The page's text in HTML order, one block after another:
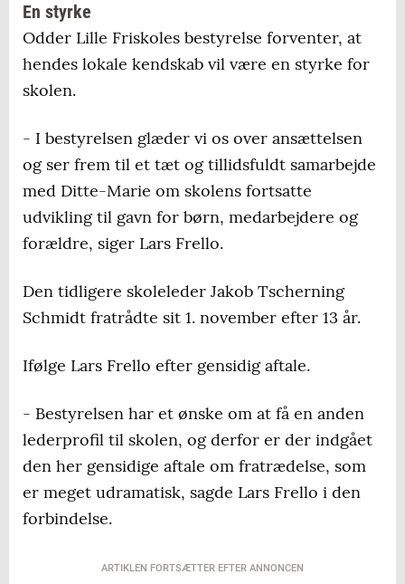
En styrke
Odder Lille Friskoles bestyrelse forventer, at
hendes lokale kendskab vil være en styrke for
skolen.
- I bestyrelsen glæder vi os over ansættelsen
og ser frem til et tæt og tillidsfuldt samarbejde
med Ditte-Marie om skolens fortsatte
udvikling til gavn for børn, medarbejdere og
forældre, siger Lars Frello.
Den tidligere skoleleder Jakob Tscherning
Schmidt fratrådte sit 1. november efter 13 år.
Ifølge Lars Frello efter gensidig aftale.
- Bestyrelsen har et ønske om at få en anden
lederprofil til skolen, og derfor er der indgået
den her gensidige aftale om fratrædelse, som
er meget udramatisk, sagde Lars Frello i den
forbindelse.
ARTIKLEN FORTSÆTTER EFTER ANNONCEN